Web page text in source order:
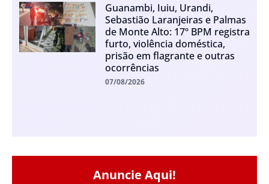
Guanambi, Iuiu, Urandi,
Sebastião Laranjeiras e Palmas
de Monte Alto: 17º BPM registra
furto, violência doméstica,
prisão em flagrante e outras
ocorrências
07/08/2026
Anuncie Aqui!